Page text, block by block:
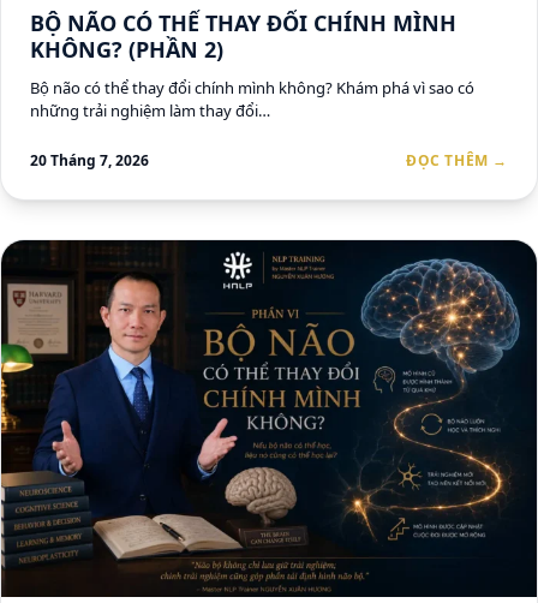
BỘ NÃO CÓ THỂ THAY ĐỔI CHÍNH MÌNH
KHÔNG? (PHẦN 2)
Bộ não có thể thay đổi chính mình không? Khám phá vì sao có
những trải nghiệm làm thay đổi…
20 Tháng 7, 2026 ĐỌC THÊM →